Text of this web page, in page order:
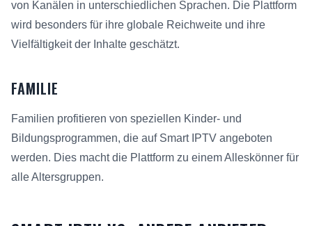
von Kanälen in unterschiedlichen Sprachen. Die Plattform
wird besonders für ihre globale Reichweite und ihre
Vielfältigkeit der Inhalte geschätzt.
FAMILIE
Familien profitieren von speziellen Kinder- und
Bildungsprogrammen, die auf Smart IPTV angeboten
werden. Dies macht die Plattform zu einem Alleskönner für
alle Altersgruppen.